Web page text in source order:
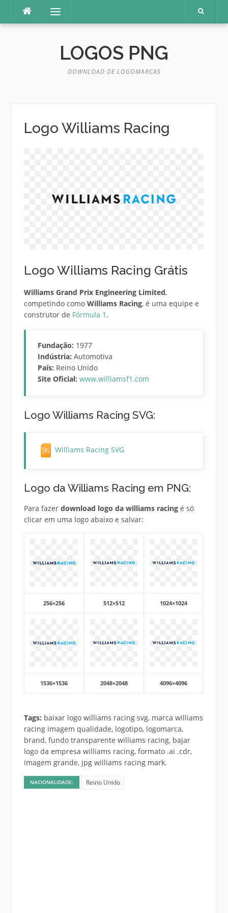
o
Menu
LOGOS PNG
DOWNLOAD DE LOGOMARCAS
Logo Williams Racing
Logo Williams Racing Grátis
Williams Grand Prix Engineering Limited,
competindo como Williams Racing, é uma equipe e
construtor de Fórmula 1 .
Fundação: 1977
Indústria: Automotiva
País: Reino Unido
Site Oficial: www.williamsf1.com
Logo Williams Racing SVG:
Williams Racing SVG
Logo da Williams Racing em PNG:
Para fazer download logo da williams racingé só
clicar em uma logo abaixo e salvar:
256×256 512×512 1024×1024
1536×1536 2048×2048 4096×4096
Tags: baixar logo williams racing svg, marca williams
racing imagem qualidade, logotipo, logomarca,
brand, fundo transparente williams racing, bajar
logo da empresa williams racing, formato .ai .cdr,
imagem grande, jpg williams racing mark.
NACIONALIDADE: Reino Unido